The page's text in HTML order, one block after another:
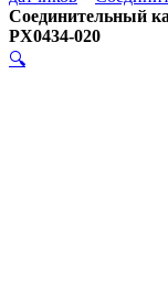
Соединительный
PX0434-020
🔍